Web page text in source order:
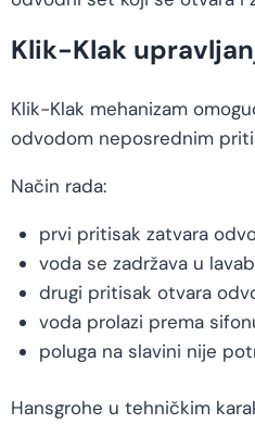
Klik-Klak
Klik-Klak mehanizam
odvodom neposrednim
Način rada:
prvi pritisak zatvara
voda se zadržava u
drugi pritisak otvara
voda prolazi prema
poluga na slavini nije
Hansgrohe u tehničkim